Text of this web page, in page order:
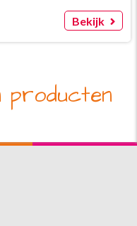
Bekijk
producten